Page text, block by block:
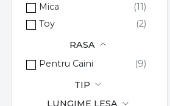
Mica
Toy
RASA
Pentru Caini
TIP
LUNGIME LESA